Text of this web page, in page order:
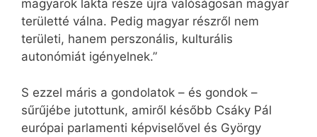
magyarok lakta része újra valóságosan magyar
területté válna. Pedig magyar részről nem
területi, hanem perszonális, kulturális
autonómiát igényelnek.”
S ezzel máris a gondolatok – és gondok –
sűrűjébe jutottunk, amiről később Csáky Pál
európai parlamenti képviselővel és György